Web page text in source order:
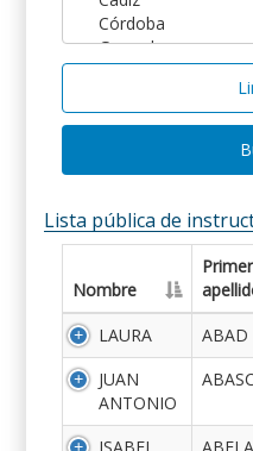
Lista pública de
Nombre
Primer
LAURA
ABAD
JUAN
ANTONIO